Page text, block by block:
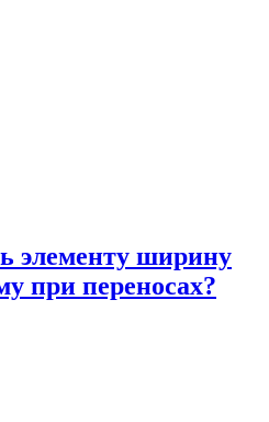
элементу ширину
при переносах?